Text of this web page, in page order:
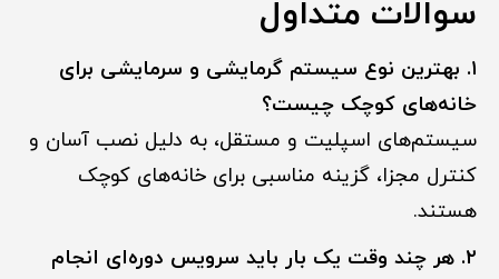
سوالات متداول
۱. بهترین نوع سیستم گرمایشی و سرمایشی برای
خانه‌های کوچک چیست؟
سیستم‌های اسپلیت و مستقل، به دلیل نصب آسان و
کنترل مجزا، گزینه مناسبی برای خانه‌های کوچک
هستند.
۲. هر چند وقت یک بار باید سرویس دوره‌ای انجام